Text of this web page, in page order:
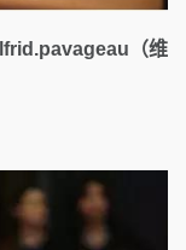
（维